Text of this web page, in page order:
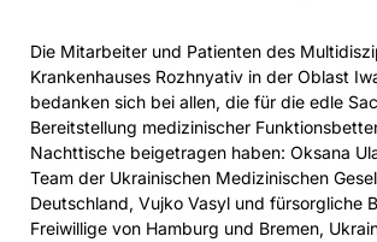
Die Mitarbeiter und Patienten des
Krankenhauses Rozhnyativ in der Oblast
bedanken sich bei allen, die für die edle
Bereitstellung medizinischer
Nachttische beigetragen haben: Oksana
Team der Ukrainischen Medizinischen
Deutschland, Vujko Vasyl und fürsorgliche
Freiwillige von Hamburg und Bremen,